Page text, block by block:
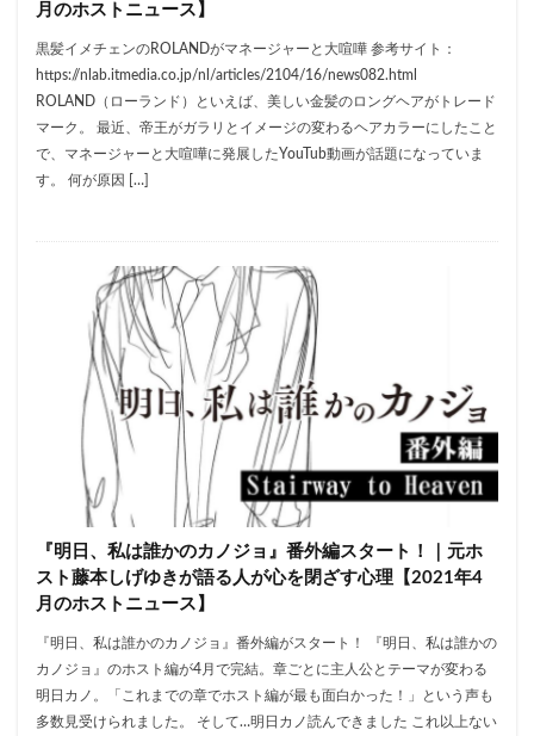
月のホストニュース】
黒髪イメチェンのROLANDがマネージャーと大喧嘩 参考サイト：
https://nlab.itmedia.co.jp/nl/articles/2104/16/news082.html
ROLAND（ローランド）といえば、美しい金髪のロングヘアがトレード
マーク。 最近、帝王がガラリとイメージの変わるヘアカラーにしたこと
で、マネージャーと大喧嘩に発展したYouTub動画が話題になっていま
す。 何が原因 […]
『明日、私は誰かのカノジョ』番外編スタート！｜元ホ
スト藤本しげゆきが語る人が心を閉ざす心理【2021年4
月のホストニュース】
『明日、私は誰かのカノジョ』番外編がスタート！ 『明日、私は誰かの
カノジョ』のホスト編が4月で完結。章ごとに主人公とテーマが変わる
明日カノ。「これまでの章でホスト編が最も面白かった！」という声も
多数見受けられました。 そして…明日カノ読んできました これ以上ない